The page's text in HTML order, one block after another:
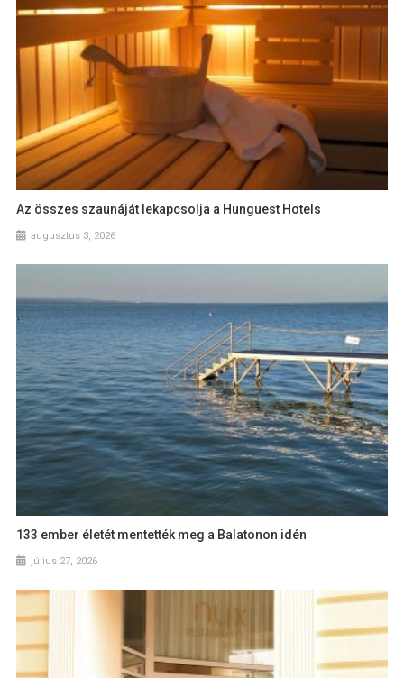
Az összes szaunáját lekapcsolja a Hunguest Hotels
augusztus 3, 2026
133 ember életét mentették meg a Balatonon idén
július 27, 2026